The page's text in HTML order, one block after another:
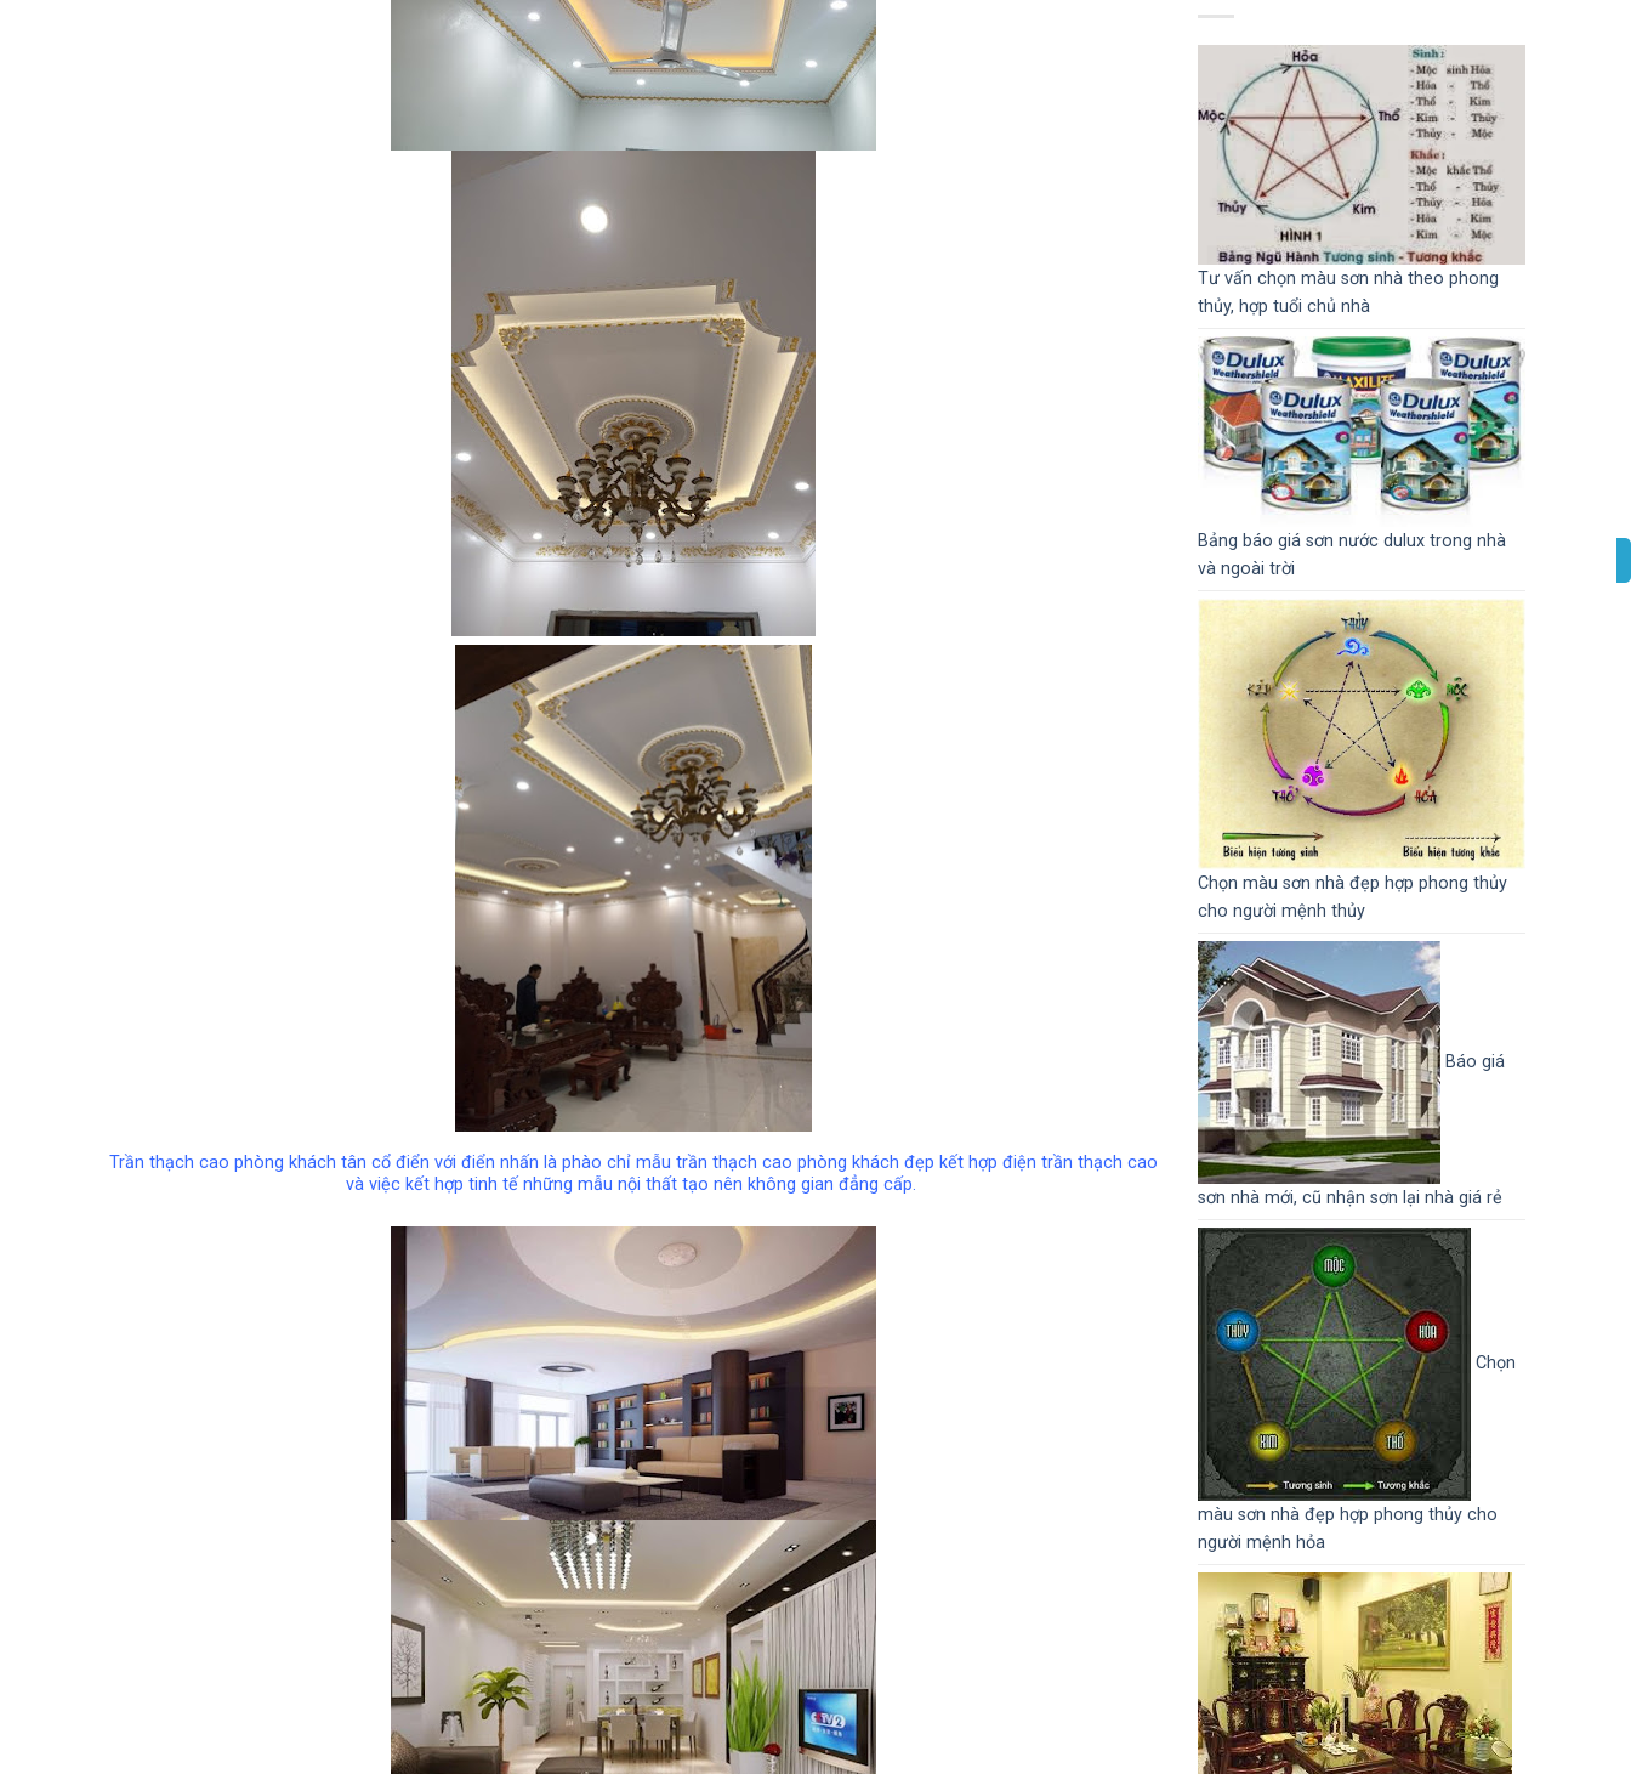
Trần thạch cao phòng khách tân cổ điển với điển nhấn là phào chỉ mẫu trần thạch cao phòng khách đẹp kết hợp điện trần thạch cao
và việc kết hợp tinh tế những mẫu nội thất tạo nên không gian đẳng cấp.
Tư vấn chọn màu sơn nhà theo phong
thủy, hợp tuổi chủ nhà
Bảng báo giá sơn nước dulux trong nhà
và ngoài trời
Chọn màu sơn nhà đẹp hợp phong thủy
cho người mệnh thủy
Báo giá
sơn nhà mới, cũ nhận sơn lại nhà giá rẻ
Chọn
màu sơn nhà đẹp hợp phong thủy cho
người mệnh hỏa